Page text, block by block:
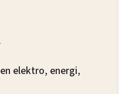
elektro, energi,